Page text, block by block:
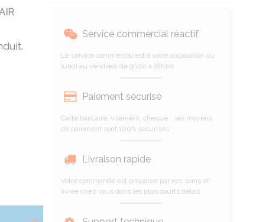
Service commercial réactif
Le service commercial est à votre disposition du
lundi au vendredi de 9h00 à 18h00
Paiement sécurisé
Carte bancaire, virement, chèque... les moyens
de paiement sont 100% sécurisés
Livraison rapide
Votre commande est préparée par nos soins et
livrée chez vous dans les plus courts délais